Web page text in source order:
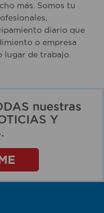
más. Somos tu
diario que
o empresa
lugar de trabajo.
nuestras
Y